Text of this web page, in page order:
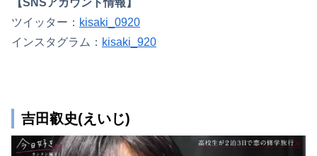
ツイッター： kisaki_0920
インスタグラム： kisaki_920
吉田叡史(えいじ)